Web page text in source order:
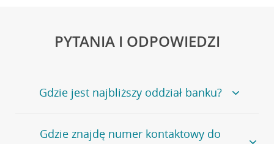
PYTANIA I ODPOWIEDZI
Gdzie jest najbliższy oddział banku?
Jeśli szukasz oddziału naszego banku, zapraszamy na
stronęPlacówki i bankomaty, na której znajduje się
Gdzie znajdę numer kontaktowy do